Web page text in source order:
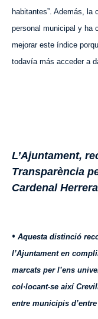
habitantes”. Además, la
personal municipal y ha
mejorar este índice
todavía más acceder a
L’Ajuntament,
Transparència
Cardenal Herrera
• Aquesta distinció
l’Ajuntament en
marcats per l’ens
col·locant-se així
entre municipis